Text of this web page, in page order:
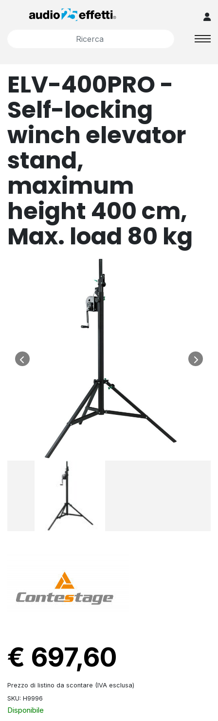
ELV-400PRO -
Self-locking
winch elevator
stand,
maximum
height 400 cm,
Max. load 80 kg
€ 697,60
Prezzo di listino da scontare (IVA esclusa)
SKU: H9996
Disponibile